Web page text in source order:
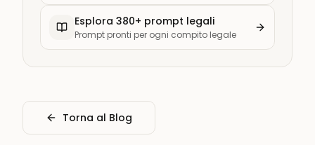
Esplora 380+ prompt legali
Prompt pronti per ogni compito legale
Torna al Blog